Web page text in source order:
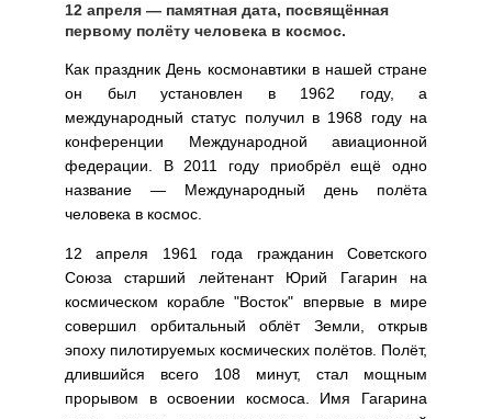
12 апреля — памятная дата, посвящённая
первому полёту человека в космос.
Как праздник День космонавтики в нашей стране
он был установлен в 1962 году, а
международный статус получил в 1968 году на
конференции Международной авиационной
федерации. В 2011 году приобрёл ещё одно
название — Международный день полёта
человека в космос.
12 апреля 1961 года гражданин Советского
Союза старший лейтенант Юрий Гагарин на
космическом корабле "Восток" впервые в мире
совершил орбитальный облёт Земли, открыв
эпоху пилотируемых космических полётов. Полёт,
длившийся всего 108 минут, стал мощным
прорывом в освоении космоса. Имя Гагарина